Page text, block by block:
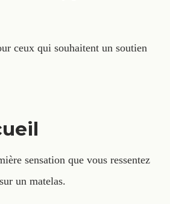
ceux qui souhaitent un soutien
sensation que vous ressentez
un matelas.